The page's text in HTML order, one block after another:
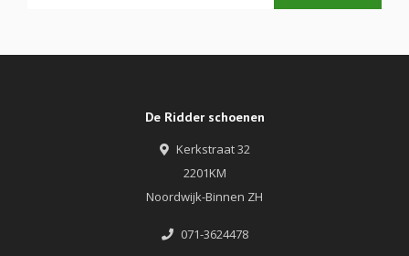
De Ridder schoenen
Kerkstraat 32
2201KM
Noordwijk-Binnen ZH
071-3624478